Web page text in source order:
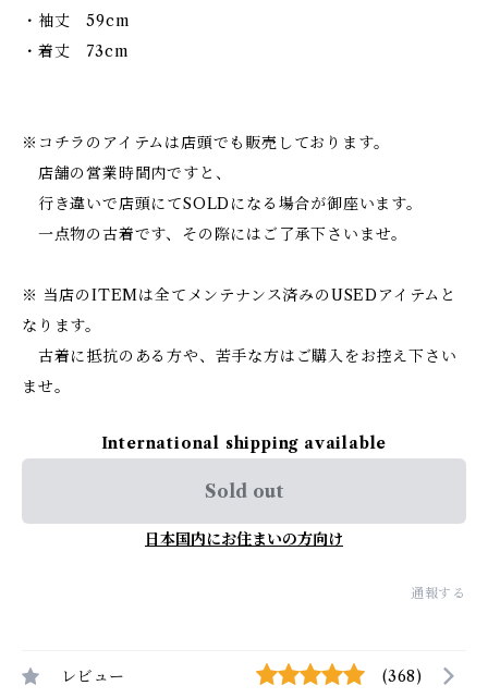
・袖丈 59cm
・着丈 73cm
※コチラのアイテムは店頭でも販売しております。
店舗の営業時間内ですと、
行き違いで店頭にてSOLDになる場合が御座います。
一点物の古着です、その際にはご了承下さいませ。
※ 当店のITEMは全てメンテナンス済みのUSEDアイテムと
なります。
古着に抵抗のある方や、苦手な方はご購入をお控え下さい
ませ。
International shipping available
Sold out
日本国内にお住まいの方向け
通報する
レビュー (368)